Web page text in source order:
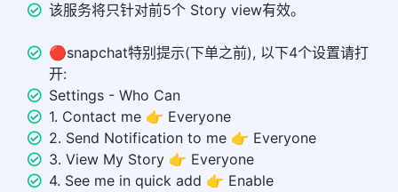
该服务将只针对前5个 Story view有效。
🔴snapchat特别提示(下单之前), 以下4个设置请打
开:
Settings - Who Can
1. Contact me 👉 Everyone
2. Send Notification to me 👉 Everyone
3. View My Story 👉 Everyone
4. See me in quick add 👉 Enable